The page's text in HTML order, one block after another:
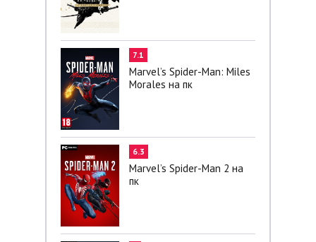
7.1
Marvel’s Spider-Man: Miles
Morales на пк
6.3
Marvel’s Spider-Man 2 на
пк